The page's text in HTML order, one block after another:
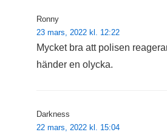
Ronny
23 mars, 2022 kl. 12:22
Mycket bra att polisen
händer en olycka.
Darkness
22 mars, 2022 kl. 15:04